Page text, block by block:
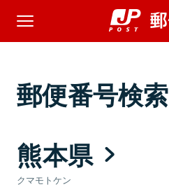
郵便番号検索
熊本県
クマモトケン